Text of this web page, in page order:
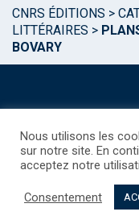
CNRS ÉDITIONS >
LITTÉRAIRES >
BOVARY
©CNRS EDITIONS 2025
Droits étrangers /
Nous utilisons les
sur notre site. En
acceptez notre
Consentement